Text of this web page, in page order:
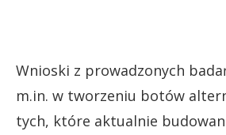
Wnioski z prowadzonych
m.in. w tworzeniu botów
tych, które aktualnie